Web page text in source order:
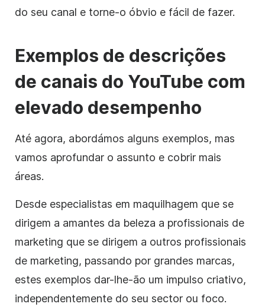
do seu canal e torne-o óbvio e fácil de fazer.
Exemplos de descrições
de canais do YouTube com
elevado desempenho
Até agora, abordámos alguns exemplos, mas
vamos aprofundar o assunto e cobrir mais
áreas.
Desde especialistas em maquilhagem que se
dirigem a amantes da beleza a profissionais de
marketing que se dirigem a outros profissionais
de marketing, passando por grandes marcas,
estes exemplos dar-lhe-ão um impulso criativo,
independentemente do seu sector ou foco.